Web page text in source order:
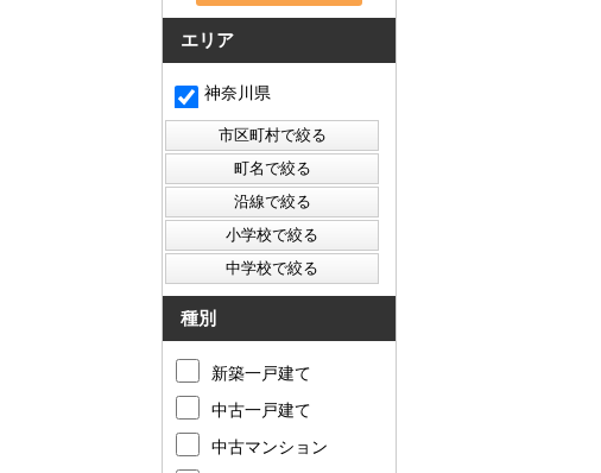
エリア
神奈川県
種別
新築一戸建て
中古一戸建て
中古マンション